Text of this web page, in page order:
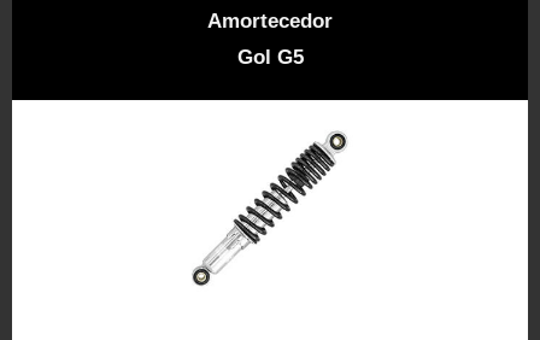
Amortecedor
Gol G5